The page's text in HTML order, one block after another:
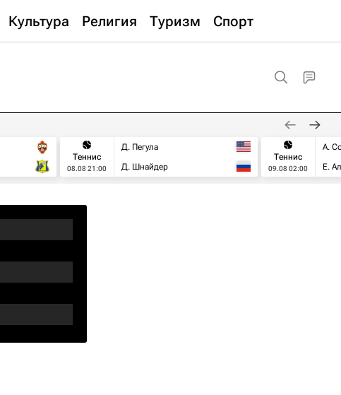
Культура Религия Туризм Спорт
Теннис
08.08 21:00
Д. Пегула
Д. Шнайдер
Теннис
09.08 02:00
А.
Е.